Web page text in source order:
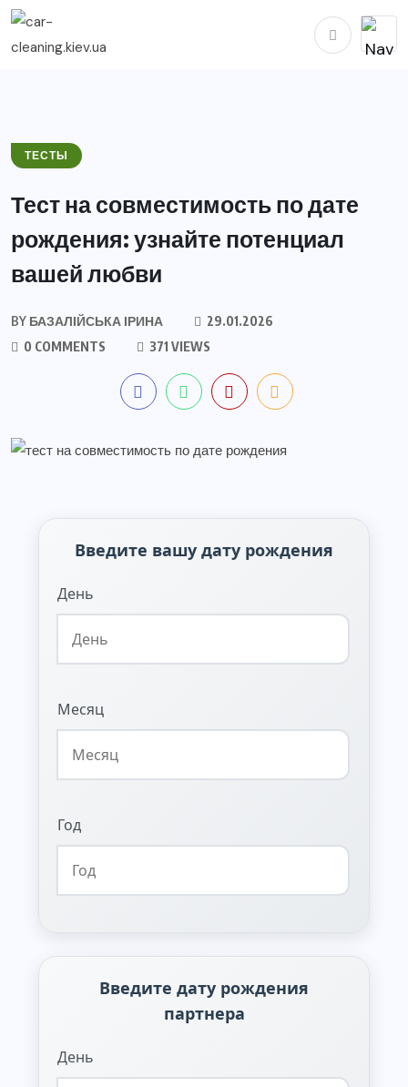
ТЕСТЫ
Тест на совместимость по дате
рождения: узнайте потенциал
вашей любви
BY БАЗАЛІЙСЬКА ІРИНА
29.01.2026
0 COMMENTS
371 VIEWS
Введите вашу дату рождения
День
Месяц
Год
Введите дату рождения
партнера
День